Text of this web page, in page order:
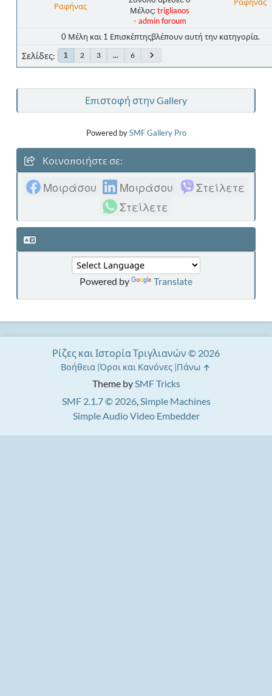
Ραφήνας
Μέλος:triglianos
- admin foroum
0 Μέλη και 1 Επισκέπτηςβλέπουν αυτή την κατηγορία.
Σελίδες 1 2 3 ... 6
Επιστοφή στην Gallery
Powered bySMF Gallery Pro
Κοινοποιήστε σε:
Μοιράσου Μοιράσου
Στείλετε
Στείλετε
Powered by Translate
Theme bySMF Tricks
SMF 2.1.7 © 2026,Simple Machines
Simple Audio Video Embedder
Ρίζες και Ιστορία Τριγλιανών © 2026
Βοήθεια Όροι και Κανόνες Πάνω